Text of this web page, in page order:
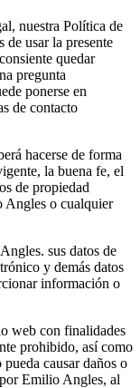
nuestra Política de
de usar la presente
quedar
pregunta
ponerse en
de contacto
hacerse de forma
la buena fe, el
de propiedad
Angles o cualquier
sus datos de
y demás datos
información o
web con finalidades
prohibido, así como
causar daños o
Emilio Angles, al